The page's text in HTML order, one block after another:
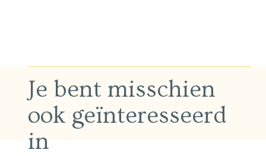
Je bent misschien
ook geïnteresseerd
in